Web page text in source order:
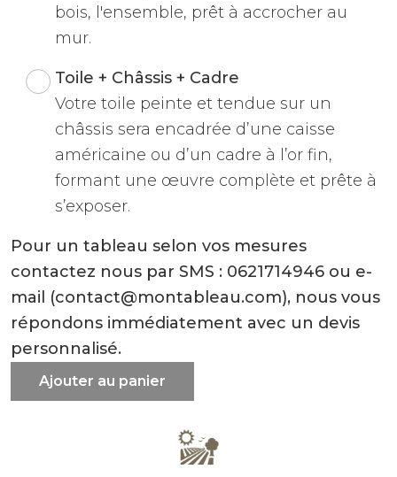
bois, l'ensemble, prêt à accrocher au
mur.
Toile + Châssis + Cadre
Votre toile peinte et tendue sur un
châssis sera encadrée d’une caisse
américaine ou d’un cadre à l’or fin,
formant une œuvre complète et prête à
s’exposer.
Pour un tableau selon vos mesures
contactez nous par SMS : 0621714946 ou e-
mail (contact@montableau.com), nous vous
répondons immédiatement avec un devis
personnalisé.
Ajouter au panier